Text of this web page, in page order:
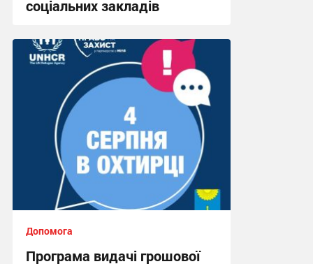
соціальних закладів
08:45, 31.07.2026
Допомога
Програма видачі грошової